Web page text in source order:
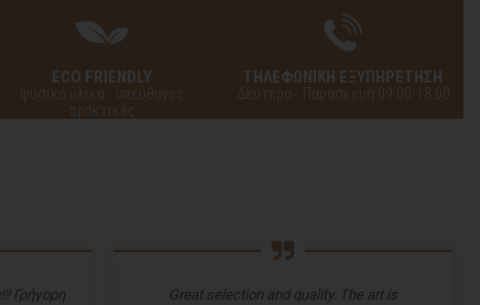
ECO FRIENDLY
φυσικά υλικά - υπεύθυνες
πρακτικές
ΤΗΛΕΦΩΝΙΚΗ ΕΞΥΠΗΡΕΤΗΣΗ
Δευτέρα - Παρασκευή 09:00-18:00
Γρήγορη
Great selection and quality. The art is